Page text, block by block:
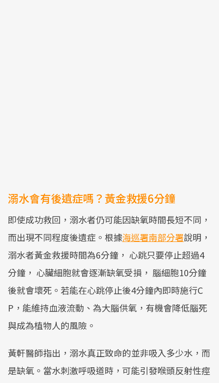
溺水會有後遺症嗎？黃金救援6分鐘
即使成功救回，溺水者仍可能因缺氧時間長短不同，
而出現不同程度後遺症。根據海巡署南部分署說明，
溺水者黃金救援時間為6分鐘， 心跳只要停止超過4
分鐘， 心臟細胞就會逐漸缺氧受損， 腦細胞10分鐘
後就會壞死。若能在心跳停止後4分鐘內即時施行C
P，能維持血液流動、為大腦供氧，有機會降低腦死
與成為植物人的風險。
黃軒醫師指出，溺水真正致命的並非吸入多少水，而
是缺氧。當水刺激呼吸道時，可能引發喉頭反射性痙